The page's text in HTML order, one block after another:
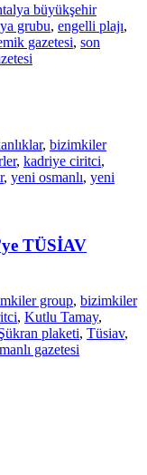
büyükşehir
grubu, engelli plajı,
gazetesi, son
, bizimkiler
, kadriye ciritci,
, yeni osmanlı, yeni
TÜSİAV
group, bizimkiler
, Kutlu Tamay,
plaketi, Tüsiav,
gazetesi